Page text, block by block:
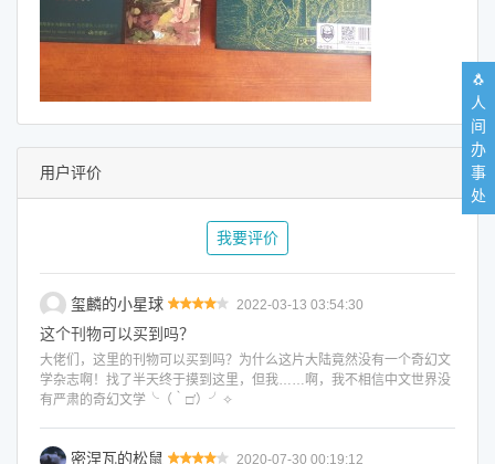
用户评价
我要评价
玺麟的小星球 2022-03-13 03:54:30
这个刊物可以买到吗？
大佬们，这里的刊物可以买到吗？为什么这片大陆竟然没有一个奇幻文
学杂志啊！找了半天终于摸到这里，但我……啊，我不相信中文世界没
有严肃的奇幻文学╰（‵□′）╯✧
密涅瓦的松鼠 2020-07-30 00:19:12
🐧
人
间
办
事
处